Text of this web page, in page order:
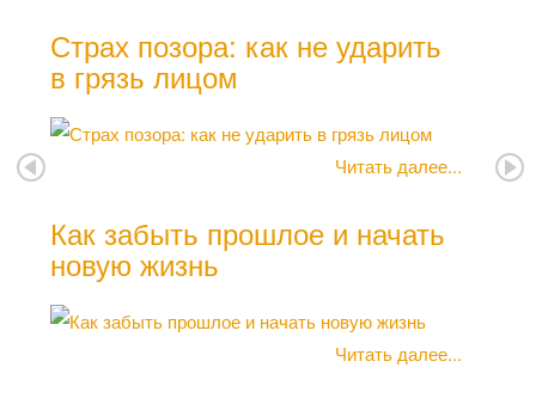
Страх позора: как не ударить
в грязь лицом
Читать далее...
Как забыть прошлое и начать
новую жизнь
Читать далее...